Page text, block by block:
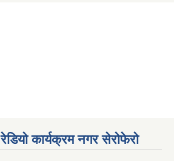
रेडियो कार्यक्रम नगर सेरोफेरो